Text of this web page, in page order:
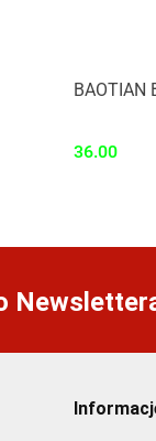
BAOTIAN
36.00